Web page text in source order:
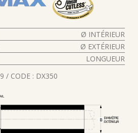
Ø INTÉRIEUR
Ø EXTÉRIEUR
LONGUEUR
/ CODE : DX350